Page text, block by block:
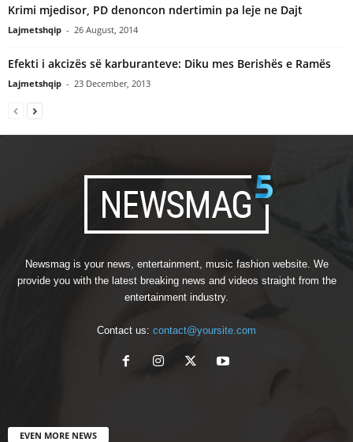
Krimi mjedisor, PD denoncon ndertimin pa leje ne Dajt
Lajmetshqip - 26 August, 2014
Efekti i akcizës së karburanteve: Diku mes Berishës e Ramës
Lajmetshqip - 23 December, 2013
Newsmag is your news, entertainment, music fashion website. We
provide you with the latest breaking news and videos straight from the
entertainment industry.
Contact us: contact@yoursite.com
EVEN MORE NEWS